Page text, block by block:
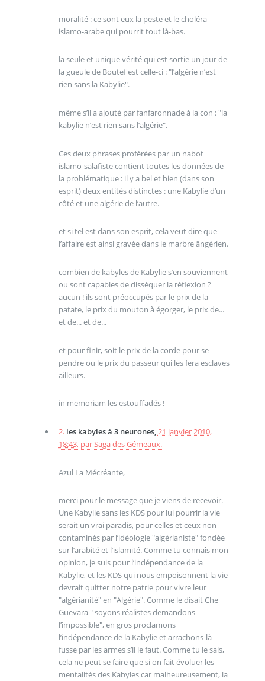
moralité : ce sont eux la peste et le choléra
islamo-arabe qui pourrit tout là-bas.
la seule et unique vérité qui est sortie un jour de
la gueule de Boutef est celle-ci : "l’algérie n’est
rien sans la Kabylie".
même s’il a ajouté par fanfaronnade à la con : "la
kabylie n’est rien sans l’algérie".
Ces deux phrases proférées par un nabot
islamo-salafiste contient toutes les données de
la problématique : il y a bel et bien (dans son
esprit) deux entités distinctes : une Kabylie d’un
côté et une algérie de l’autre.
et si tel est dans son esprit, cela veut dire que
l’affaire est ainsi gravée dans le marbre ângérien.
combien de kabyles de Kabylie s’en souviennent
ou sont capables de disséquer la réflexion ?
aucun ! ils sont préoccupés par le prix de la
patate, le prix du mouton à égorger, le prix de...
et de... et de...
et pour finir, soit le prix de la corde pour se
pendre ou le prix du passeur qui les fera esclaves
ailleurs.
in memoriam les estouffadés !
2. les kabyles à 3 neurones,21 janvier 2010,
18:43, parSaga des Gémeaux.
Azul La Mécréante,
merci pour le message que je viens de recevoir.
Une Kabylie sans les KDS pour lui pourrir la vie
serait un vrai paradis, pour celles et ceux non
contaminés par l’idéologie "algérianiste" fondée
sur l’arabité et l’islamité. Comme tu connaîs mon
opinion, je suis pour l’indépendance de la
Kabylie, et les KDS qui nous empoisonnent la vie
devrait quitter notre patrie pour vivre leur
"algérianité" en "Algérie". Comme le disait Che
Guevara " soyons réalistes demandons
l’impossible", en gros proclamons
l’indépendance de la Kabylie et arrachons-là
fusse par les armes s’il le faut. Comme tu le sais,
cela ne peut se faire que si on fait évoluer les
mentalités des Kabyles car malheureusement, la